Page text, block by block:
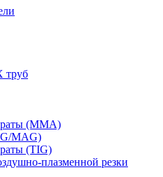
труб
(ММА)
MAG)
(TIG)
плазменной резки